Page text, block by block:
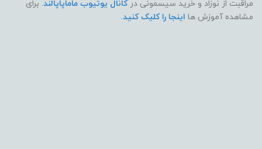
مراقبت از نوزاد و خرید سیسمونی درکانال یوتیوب ماماپاپالند. برای
مشاهده آموزش ها اینجا را کلیک کنید.